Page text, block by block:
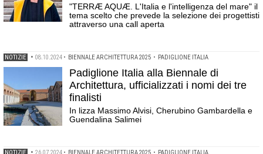
"TERRÆ AQUÆ. L'Italia e l'intelligenza del mare" il
tema scelto che prevede la selezione dei progettisti
attraverso una call aperta
NOTIZIE • 08.10.2024 • BIENNALE ARCHITETTURA 2025 • PADIGLIONE ITALIA
Padiglione Italia alla Biennale di
Architettura, ufficializzati i nomi dei tre
finalisti
In lizza Massimo Alvisi, Cherubino Gambardella e
Guendalina Salimei